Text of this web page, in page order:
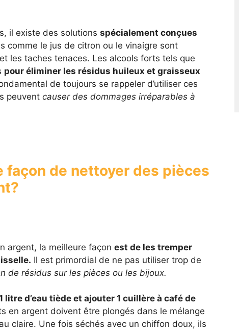
il existe des solutions spécialement conçues
comme le jus de citron ou le vinaigre sont
les taches tenaces. Les alcools forts tels que
pour éliminer les résidus huileux et graisseux
de toujours se rappeler d’utiliser ces
peuvent causer des dommages irréparables à
façon de nettoyer des pièces
argent, la meilleure façon est de les tremper
Il est primordial de ne pas utiliser trop de
de résidus sur les pièces ou les bijoux.
litre d’eau tiède et ajouter 1 cuillère à café de
en argent doivent être plongés dans le mélange
claire. Une fois séchés avec un chiffon doux, ils